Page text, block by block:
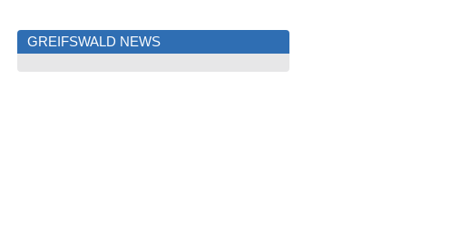
GREIFSWALD NEWS